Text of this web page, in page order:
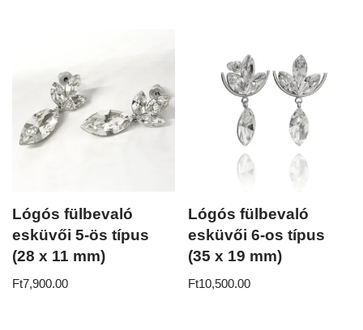
Lógós fülbevaló
esküvői 5-ös típus
(28 x 11 mm)
Ft7,900.00
Lógós fülbevaló
esküvői 6-os típus
(35 x 19 mm)
Ft10,500.00